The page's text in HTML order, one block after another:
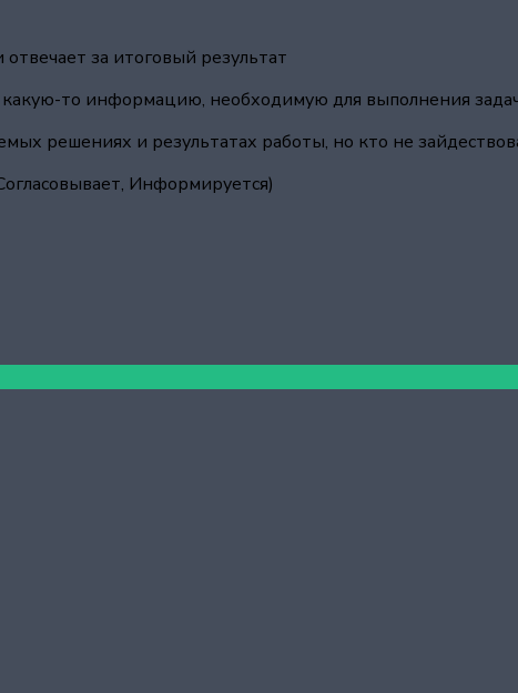
за итоговый результат
то информацию, необходимую для выполнения
решениях и результатах работы, но кто не
Информируется)